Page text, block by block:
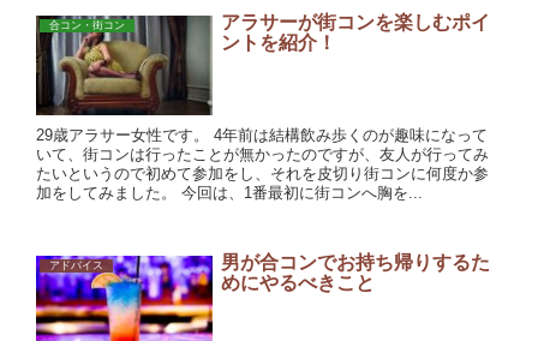
合コン・街コン
アラサーが街コンを楽しむポイ
ントを紹介！
29歳アラサー女性です。 4年前は結構飲み歩くのが趣味になって
いて、街コンは行ったことが無かったのですが、友人が行ってみ
たいというので初めて参加をし、それを皮切り街コンに何度か参
加をしてみました。 今回は、1番最初に街コンへ胸を...
アドバイス
男が合コンでお持ち帰りするた
めにやるべきこと